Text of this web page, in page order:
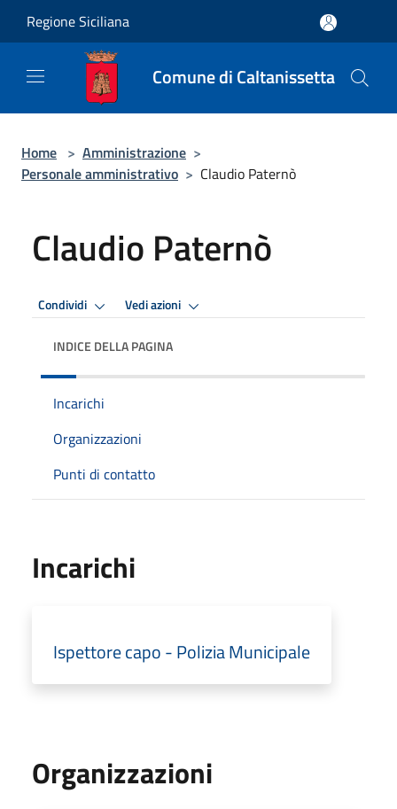
Regione Siciliana
Comune di Caltanissetta
Home > Amministrazione >
Personale amministrativo > Claudio Paternò
Claudio Paternò
Condividi Vedi azioni
INDICE DELLA PAGINA
Incarichi
Organizzazioni
Punti di contatto
Incarichi
Ispettore capo - Polizia Municipale
Organizzazioni